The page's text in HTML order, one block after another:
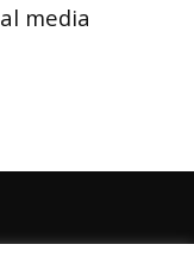
media
de Privacidad